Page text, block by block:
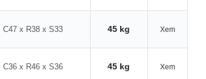
C47 x R38 x S33 45 kg Xem
C36 x R46 x S36 45 kg Xem